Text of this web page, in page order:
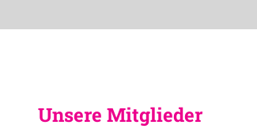
Unsere Mitglieder